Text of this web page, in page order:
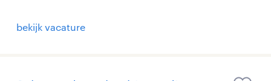
bekijk vacature